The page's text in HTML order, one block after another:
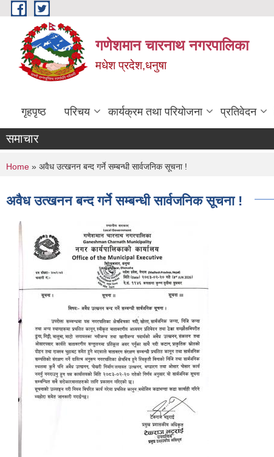
Skip to main content
गणेशमान चारनाथ नगरपालिका
मधेश प्रदेश,धनुषा
गृहपृष्ठ परिचय कार्यक्रम तथा परियोजना प्रतिवेदन
समाचार
You are here
Home » अवैध उत्खनन बन्द गर्ने सम्बन्धी सार्वजनिक सूचना !
अवैध उत्खनन बन्द गर्ने सम्बन्धी सार्वजनिक सूचना !